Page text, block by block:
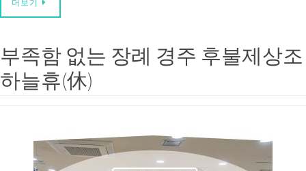
더보기
부족함 없는 장례 경주 후불제상조
하늘휴(休)